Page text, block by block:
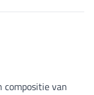
compositie van